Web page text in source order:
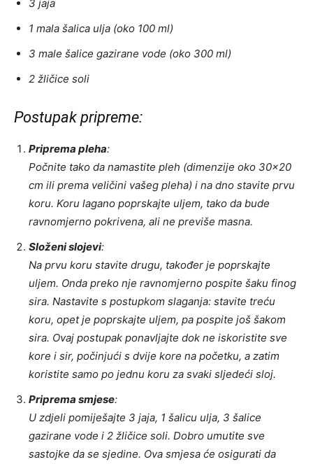
3 jaja
1 mala šalica ulja (oko 100 ml)
3 male šalice gazirane vode (oko 300 ml)
2 žličice soli
Postupak pripreme:
Priprema pleha:
Počnite tako da namastite pleh (dimenzije oko 30×20
cm ili prema veličini vašeg pleha) i na dno stavite prvu
koru. Koru lagano poprskajte uljem, tako da bude
ravnomjerno pokrivena, ali ne previše masna.
Složeni slojevi:
Na prvu koru stavite drugu, također je poprskajte
uljem. Onda preko nje ravnomjerno pospite šaku finog
sira. Nastavite s postupkom slaganja: stavite treću
koru, opet je poprskajte uljem, pa pospite još šakom
sira. Ovaj postupak ponavljajte dok ne iskoristite sve
kore i sir, počinjući s dvije kore na početku, a zatim
koristite samo po jednu koru za svaki sljedeći sloj.
Priprema smjese:
U zdjeli pomiješajte 3 jaja, 1 šalicu ulja, 3 šalice
gazirane vode i 2 žličice soli. Dobro umutite sve
sastojke da se sjedine. Ova smjesa će osigurati da